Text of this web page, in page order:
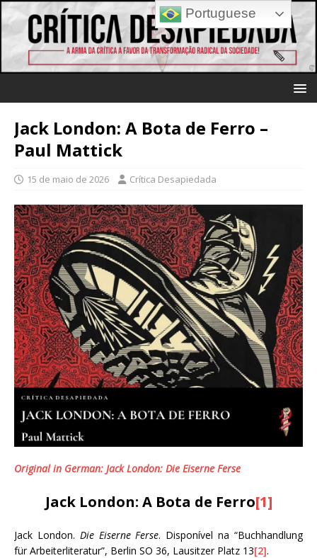
Jack London: A Bota de Ferro –
Paul Mattick
15 de maio de 2026 Crítica Desapiedada
Original in German: Jack London: Die Eiserne Ferse
Jack London: A Bota de Ferro[1]
Jack London. Die Eiserne Ferse. Disponível na “Buchhandlung
für Arbeiterliteratur”, Berlin SO 36, Lausitzer Platz 13[2].
Portuguese